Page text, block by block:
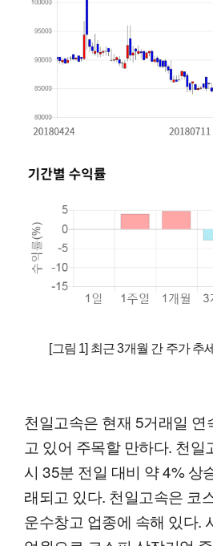
[그림 1] 최근 3개월 간 주가 추
천일고속은 현재 5거래일
고 있어 주목할 만하다. 천
시 35분 전일 대비 약 4% 상
래되고 있다. 천일고속은 코
운수창고 업종에 속해 있다.